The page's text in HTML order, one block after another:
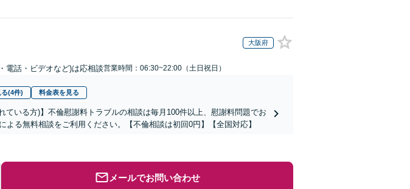
大阪府
電話・ビデオなど)は応相談営業時間：06:30~22:00（土日祝日）
(4件) 料金表を見る
ている方)】不倫慰謝料トラブルの相談は毎月100件以上、慰謝料問題でお
よる無料相談をご利用ください。【不倫相談は初回0円】【全国対応】
メールでお問い合わせ